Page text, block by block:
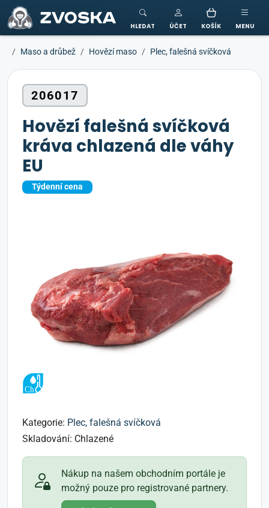
ZVOSKA
HLEDAT ÚČET KOŠÍK MENU
Maso a drůbež Hovězí maso Plec, falešná svíčková
206017
Hovězí falešná svíčková
kráva chlazená dle váhy
EU
Týdenní cena
Kategorie: Plec, falešná svíčková
Skladování: Chlazené
Nákup na našem obchodním portále je
možný pouze pro registrované partnery.